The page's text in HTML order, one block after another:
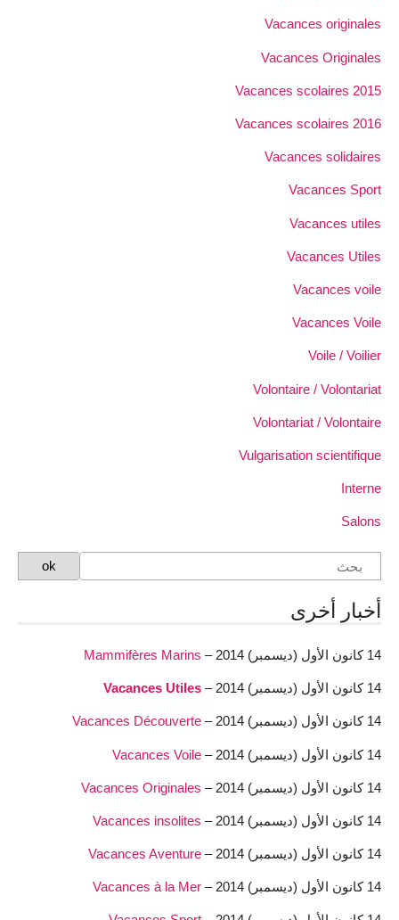
Vacances originales
Vacances Originales
Vacances scolaires 2015
Vacances scolaires 2016
Vacances solidaires
Vacances Sport
Vacances utiles
Vacances Utiles
Vacances voile
Vacances Voile
Voile / Voilier
Volontaire / Volontariat
Volontariat / Volontaire
Vulgarisation scientifique
Interne
Salons
أخبار أخرى
14 كانون الأول (ديسمبر) 2014 – Mammifères Marins
14 كانون الأول (ديسمبر) 2014 – Vacances Utiles
14 كانون الأول (ديسمبر) 2014 – Vacances Découverte
14 كانون الأول (ديسمبر) 2014 – Vacances Voile
14 كانون الأول (ديسمبر) 2014 – Vacances Originales
14 كانون الأول (ديسمبر) 2014 – Vacances insolites
14 كانون الأول (ديسمبر) 2014 – Vacances Aventure
14 كانون الأول (ديسمبر) 2014 – Vacances à la Mer